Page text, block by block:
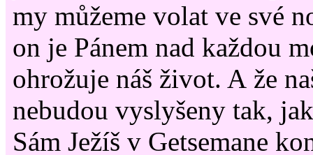
my můžeme volat ve své
on je Pánem nad každou
ohrožuje náš život. A že
nebudou vyslyšeny tak,
Sám Ježíš v Getsemane